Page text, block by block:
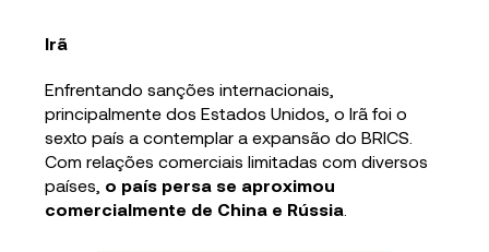
Irã
Enfrentando sanções internacionais,
principalmente dos Estados Unidos, o Irã foi o
sexto país a contemplar a expansão do BRICS.
Com relações comerciais limitadas com diversos
países, o país persa se aproximou
comercialmente de China e Rússia